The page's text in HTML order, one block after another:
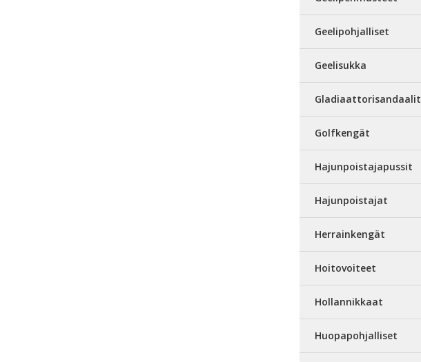
Geelipohjalliset
Geelisukka
Gladiaattorisandaalit
Golfkengät
Hajunpoistajapussit
Hajunpoistajat
Herrainkengät
Hoitovoiteet
Hollannikkaat
Huopapohjalliset